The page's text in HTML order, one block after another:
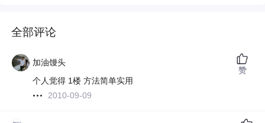
全部评论
加油馒头
个人觉得 1楼 方法简单实用
2010-09-09
赞